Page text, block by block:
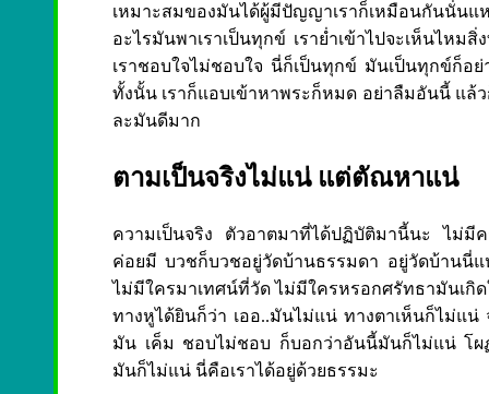
เหมาะสมของมันได้ผู้มีปัญญาเราก็เหมือนกันนั่
อะไรมันพาเราเป็นทุกข์ เราย่ำเข้าไปจะเห็นไหม
เราชอบใจไม่ชอบใจ นี่ก็เป็นทุกข์ มันเป็นทุกข์ก็อ
ทั้งนั้น เราก็แอบเข้าหาพระก็หมด อย่าลืมอันนี้ แ
ละมันดีมาก
ตามเป็นจริงไม่แน่ แต่ตัณหาแน่
ความเป็นจริง ตัวอาตมาที่ได้ปฏิบัติมานี้นะ ไม่มี
ค่อยมี บวชก็บวชอยู่วัดบ้านธรรมดา อยู่วัดบ้านนี่
ไม่มีใครมาเทศน์ที่วัด ไม่มีใครหรอกศรัทธามันเกิ
ทางหูได้ยินก็ว่า เออ..มันไม่แน่ ทางตาเห็นก็ไม่แ
มัน เค็ม ชอบไม่ชอบ ก็บอกว่าอันนี้มันก็ไม่แน่ โผ
มันก็ไม่แน่ นี่คือเราได้อยู่ด้วยธรรมะ